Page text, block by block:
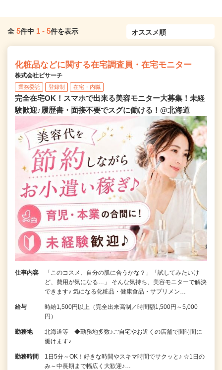
全 5件中 1 - 5件を表示
化粧品などに関する在宅調査員・在宅モニター
株式会社ビサーチ
業務委託 登録制 在宅・内職
完全在宅OK！スマホで出来る美容モニター大募集！未経
験歓迎♪履歴書・面接不要でスグに働ける！@北海道
仕事内容
「このコスメ、自分の肌に合うかな？」「試してみたいけ
ど、費用が気になる…」 そんな気持ち、美容モニターで解決
できます♪ 気になる化粧品・健康食品・サプリメン…
給与
時給1,500円以上（完全出来高制／時間額1,500円～5,000
円）
勤務地
北海道等 ◆勤務地多数♪ご自宅やお近くの店舗で間時間に
働けます♪
勤務時間
1日5分～OK！好きな時間やスキマ時間でサクッと♪ ☆1日の
み～中長期まで幅広く大歓迎♪…